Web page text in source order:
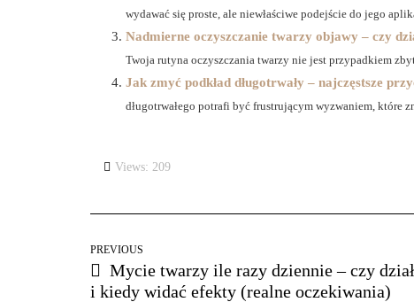
wydawać się proste, ale niewłaściwe podejście do jego
Nadmierne oczyszczanie twarzy objawy – czy
Twoja rutyna oczyszczania twarzy nie jest przypadkiem
Jak zmyć podkład długotrwały – najczęstsze
długotrwałego potrafi być frustrującym wyzwaniem, które
Views: 209
PREVIOUS
Mycie twarzy ile razy dziennie – czy
i kiedy widać efekty (realne oczekiwania)